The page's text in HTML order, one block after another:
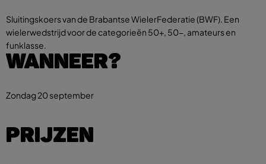
Sluitingskoers van de Brabantse WielerFederatie (BWF). Een
wielerwedstrijd voor de categorieën 50+, 50-, amateurs en
funklasse.
WANNEER?
Zondag 20 september
PRIJZEN